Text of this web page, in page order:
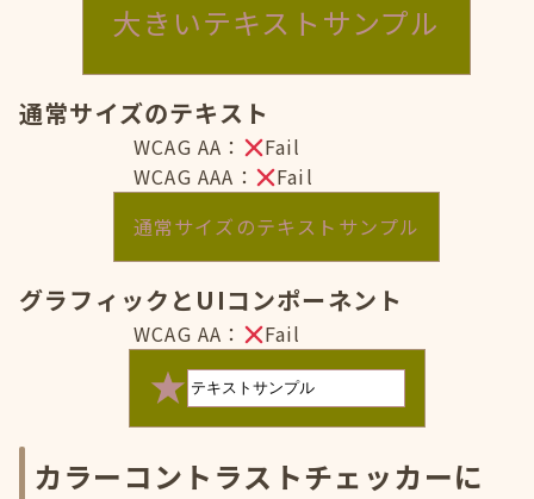
大きいテキストサンプル
通常サイズのテキスト
WCAG AA：
Fail
WCAG AAA：
Fail
通常サイズのテキストサンプル
グラフィックとUIコンポーネント
WCAG AA： Fail
カラーコントラストチェッカーに